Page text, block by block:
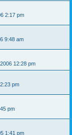
2:17 pm
9:48 am
12:28 pm
pm
pm
1:41 pm